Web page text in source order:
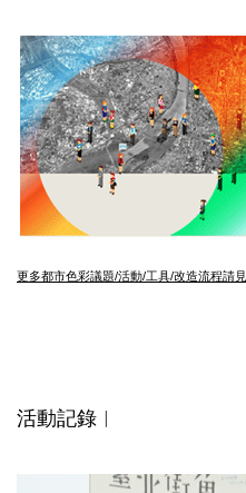
更多都市色彩議題/活動/工具/改造流程請見
活動記錄